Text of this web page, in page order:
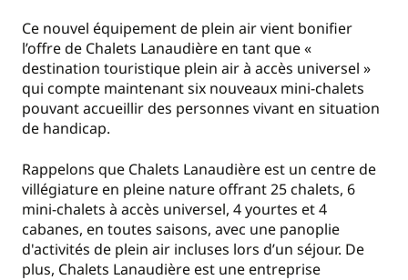
Ce nouvel équipement de plein air vient bonifier
l’offre de Chalets Lanaudière en tant que «
destination touristique plein air à accès universel »
qui compte maintenant six nouveaux mini-chalets
pouvant accueillir des personnes vivant en situation
de handicap.
Rappelons que Chalets Lanaudière est un centre de
villégiature en pleine nature offrant 25 chalets, 6
mini-chalets à accès universel, 4 yourtes et 4
cabanes, en toutes saisons, avec une panoplie
d'activités de plein air incluses lors d’un séjour. De
plus, Chalets Lanaudière est une entreprise